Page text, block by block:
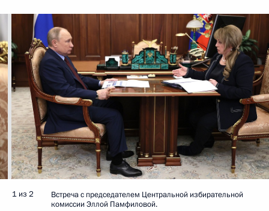
1 из 2
Встреча с председателем Центральной избирательной
комиссии Эллой Памфиловой.